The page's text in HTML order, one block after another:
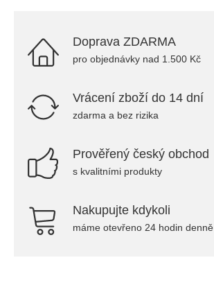
Doprava ZDARMA
pro objednávky nad 1.500 Kč
Vrácení zboží do 14 dní
zdarma a bez rizika
Prověřený český obchod
s kvalitními produkty
Nakupujte kdykoli
máme otevřeno 24 hodin denně